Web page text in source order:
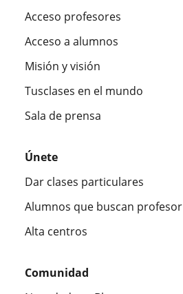
Acceso profesores
Acceso a alumnos
Misión y visión
Tusclases en el mundo
Sala de prensa
Únete
Dar clases particulares
Alumnos que buscan profesor
Alta centros
Comunidad